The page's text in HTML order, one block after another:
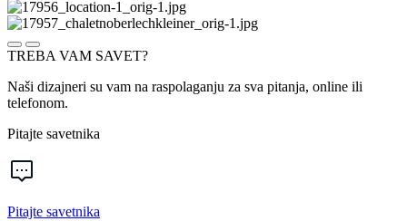
TREBA VAM SAVET?
Naši dizajneri su vam na raspolaganju za sva pitanja, online ili
telefonom.
Pitajte savetnika
Pitajte savetnika